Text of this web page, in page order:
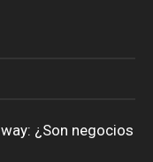
¿Son negocios